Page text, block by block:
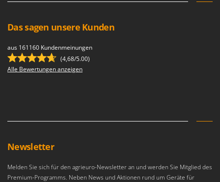
Das sagen unsere Kunden
aus 161160 Kundenmeinungen
(4,68/5.00)
Alle Bewertungen anzeigen
Newsletter
Melden Sie sich für den agrieuro-Newsletter an und werden Sie Mitglied des
Premium-Programms. Neben News und Aktionen rund um Geräte für